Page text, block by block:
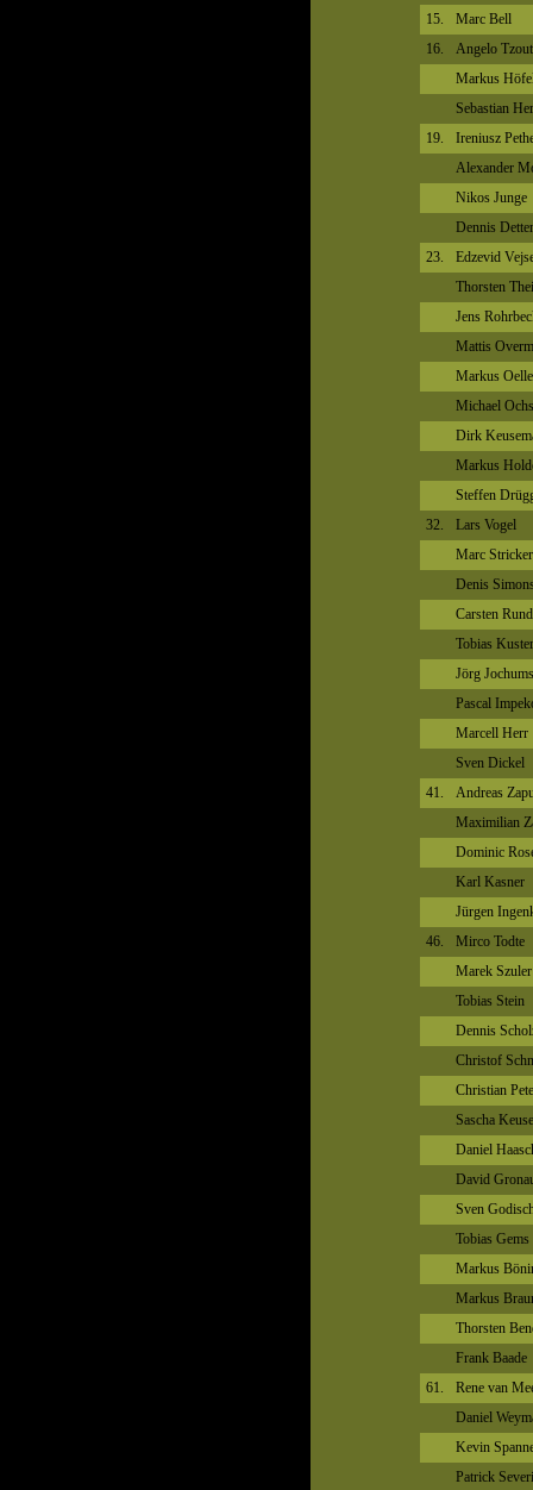
15.
Marc Bell
16.
Angelo
Markus
Sebastian
19.
Ireniusz
Alexander
Nikos Junge
Dennis
23.
Edzevid
Thorsten
Jens
Mattis
Markus
Michael Ochs
Dirk
Markus
Steffen
32.
Lars Vogel
Marc Stricker
Denis
Carsten
Tobias Kuster
Jörg Jochums
Pascal
Marcell Herr
Sven Dickel
41.
Andreas
Maximilian
Dominic
Karl Kasner
Jürgen
46.
Mirco Todte
Marek Szuler
Tobias Stein
Dennis
Christof
Christian
Sascha
Daniel
David
Sven
Tobias Gems
Markus
Markus
Thorsten
Frank Baade
61.
Rene van
Daniel
Kevin
Patrick